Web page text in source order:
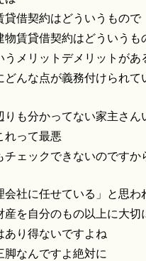
貸借契約はどういうもので
物賃貸借契約はどういうも
うメリットデメリットがあ
どんな点が義務付けられて
りも分かってない家主さん
れって最悪
チェックできないのですか
会社に任せている」と思
産を自分のもの以上に大切
あり得ないですよね
脚なんですよ絶対に